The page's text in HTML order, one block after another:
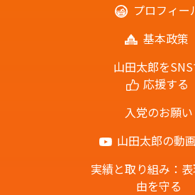
プロフィー
基本政策
山田太郎を
応援する
入党のお願い
山田太郎の動
実績と取り組み：
由を守る